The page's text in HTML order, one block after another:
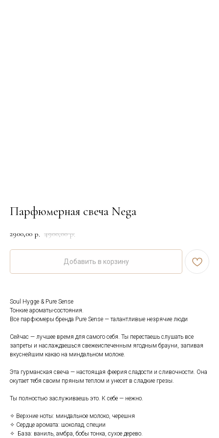
Парфюмерная свеча Nega
2900,00 р. 4900,00 р.
Добавить в корзину
Soul Hygge & Pure Sense
Тонкие ароматы-состояния.
Все парфюмеры бренда Pure Sense — талантливые незрячие люди
Сейчас — лучшее время для самого себя. Ты перестаешь слушать все
запреты и наслаждаешься свежеиспеченным ягодным брауни, запивая
вкуснейшим какао на миндальном молоке.
Эта гурманская свеча — настоящая феерия сладости и сливочности. Она
окутает тебя своим пряным теплом и унесет в сладкие грезы.
Ты полностью заслуживаешь это. К себе — нежно.
✧ Верхние ноты: миндальное молоко, черешня
✧ Сердце аромата: шоколад, специи
✧ База: ваниль, амбра, бобы тонка, сухое дерево.